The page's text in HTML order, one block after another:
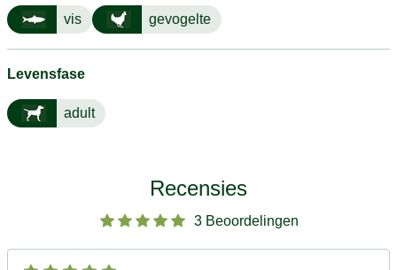
vis gevogelte
Levensfase
adult
Recensies
3 Beoordelingen